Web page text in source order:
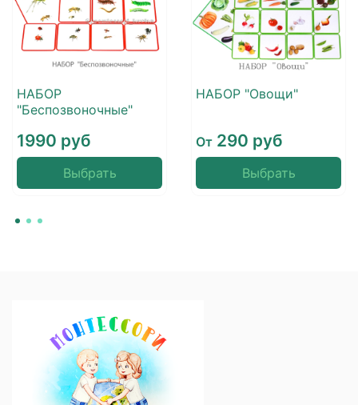
НАБОР
"Беспозвоночные"
1990 руб
Выбрать
НАБОР "Овощи"
От290 руб
Выбрать